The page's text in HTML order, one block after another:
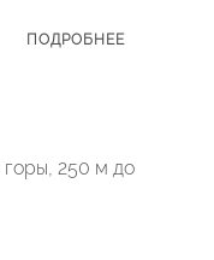
ПОДРОБНЕЕ
горы, 250 м до